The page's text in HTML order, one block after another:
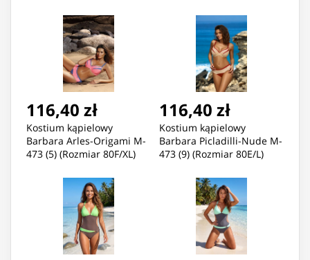
116,40 zł
Kostium kąpielowy
Barbara Arles-Origami M-
473 (5) (Rozmiar 80F/XL)
116,40 zł
Kostium kąpielowy
Barbara Picladilli-Nude M-
473 (9) (Rozmiar 80E/L)